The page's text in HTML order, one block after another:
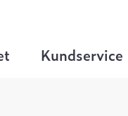
Kundservice